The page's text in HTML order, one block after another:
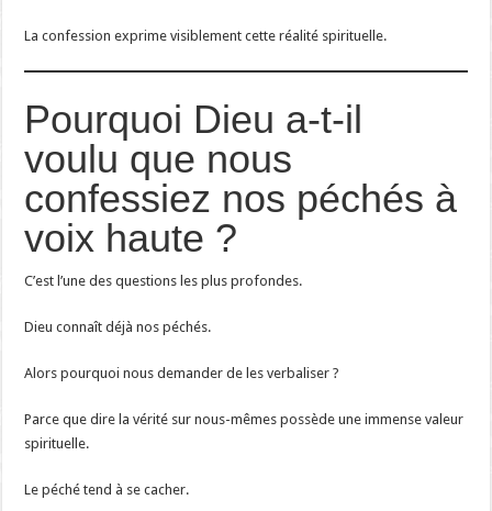
La confession exprime visiblement cette réalité spirituelle.
Pourquoi Dieu a-t-il
voulu que nous
confessiez nos péchés à
voix haute ?
C’est l’une des questions les plus profondes.
Dieu connaît déjà nos péchés.
Alors pourquoi nous demander de les verbaliser ?
Parce que dire la vérité sur nous-mêmes possède une immense valeur
spirituelle.
Le péché tend à se cacher.